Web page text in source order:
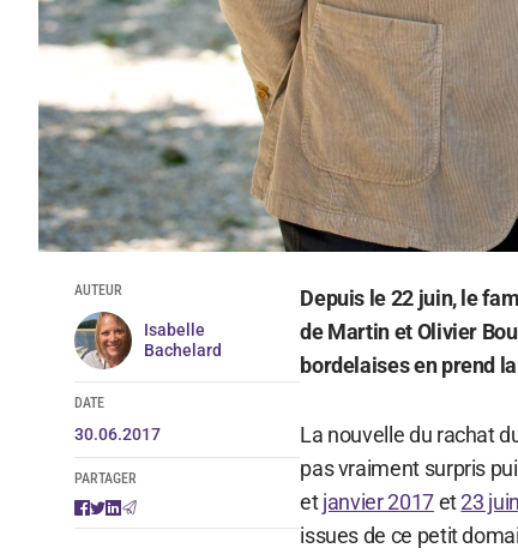
AUTEUR
Isabelle
Bachelard
DATE
30.06.2017
PARTAGER
Depuis le 22 juin, le
de Martin et Olivier
bordelaises en prend
La nouvelle du rachat
pas vraiment surpris
etjanvier 2017et23 juin
issues de ce petit